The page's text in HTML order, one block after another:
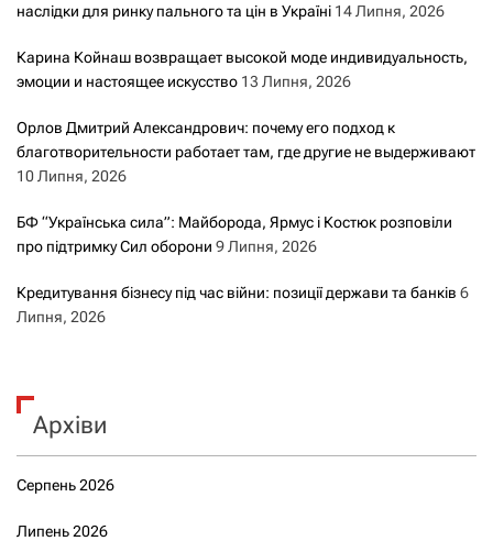
наслідки для ринку пального та цін в Україні 14 Липня, 2026
Карина Койнаш возвращает высокой моде индивидуальность,
эмоции и настоящее искусство 13 Липня, 2026
Орлов Дмитрий Александрович: почему его подход к
благотворительности работает там, где другие не выдерживают
10 Липня, 2026
БФ “Українська сила”: Майборода, Ярмус і Костюк розповіли
про підтримку Сил оборони 9 Липня, 2026
Кредитування бізнесу під час війни: позиції держави та банків 6
Липня, 2026
Архіви
Серпень 2026
Липень 2026